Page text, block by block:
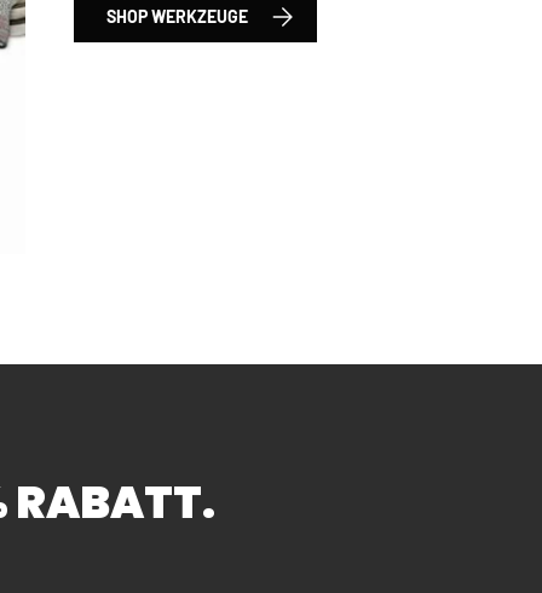
SHOP WERKZEUGE
RABATT.